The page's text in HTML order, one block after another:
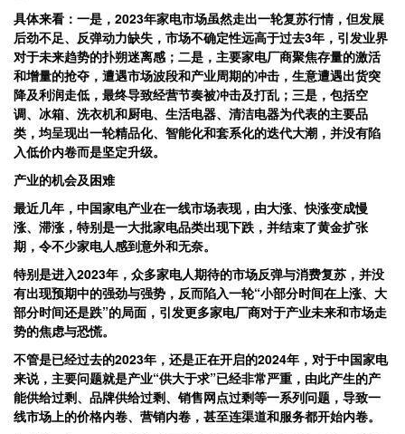
具体来看：一是，2023年家电市场虽然走出一轮复苏行情，但发展
后劲不足、反弹动力缺失，市场不确定性远高于过去3年，引发业界
对于未来趋势的扑朔迷离感；二是，主要家电厂商聚焦存量的激活
和增量的抢夺，遭遇市场波段和产业周期的冲击，生意遭遇出货突
降及利润走低，最终导致经营节奏被冲击及打乱；三是，包括空
调、冰箱、洗衣机和厨电、生活电器、清洁电器为代表的主要品
类，均呈现出一轮精品化、智能化和套系化的迭代大潮，并没有陷
入低价内卷而是坚定升级。
产业的机会及困难
最近几年，中国家电产业在一线市场表现，由大涨、快涨变成慢
涨、滞涨，特别是一大批家电品类出现下跌，并结束了黄金扩张
期，令不少家电人感到意外和无奈。
特别是进入2023年，众多家电人期待的市场反弹与消费复苏，并没
有出现预期中的强劲与强势，反而陷入一轮“小部分时间在上涨、大
部分时间还是跌”的局面，引发更多家电厂商对于产业未来和市场走
势的焦虑与恐慌。
不管是已经过去的2023年，还是正在开启的2024年，对于中国家电
来说，主要问题就是产业“供大于求”已经非常严重，由此产生的产
能供给过剩、品牌供给过剩、销售网点过剩等一系列问题，导致一
线市场上的价格内卷、营销内卷，甚至连渠道和服务都开始内卷。